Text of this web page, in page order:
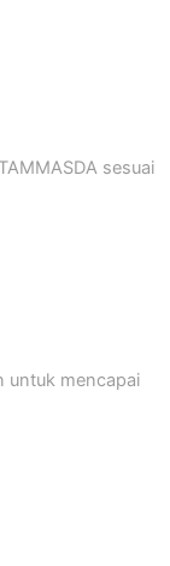
sesuai
untuk mencapai